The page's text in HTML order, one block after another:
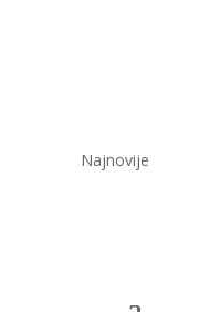
Najnovije